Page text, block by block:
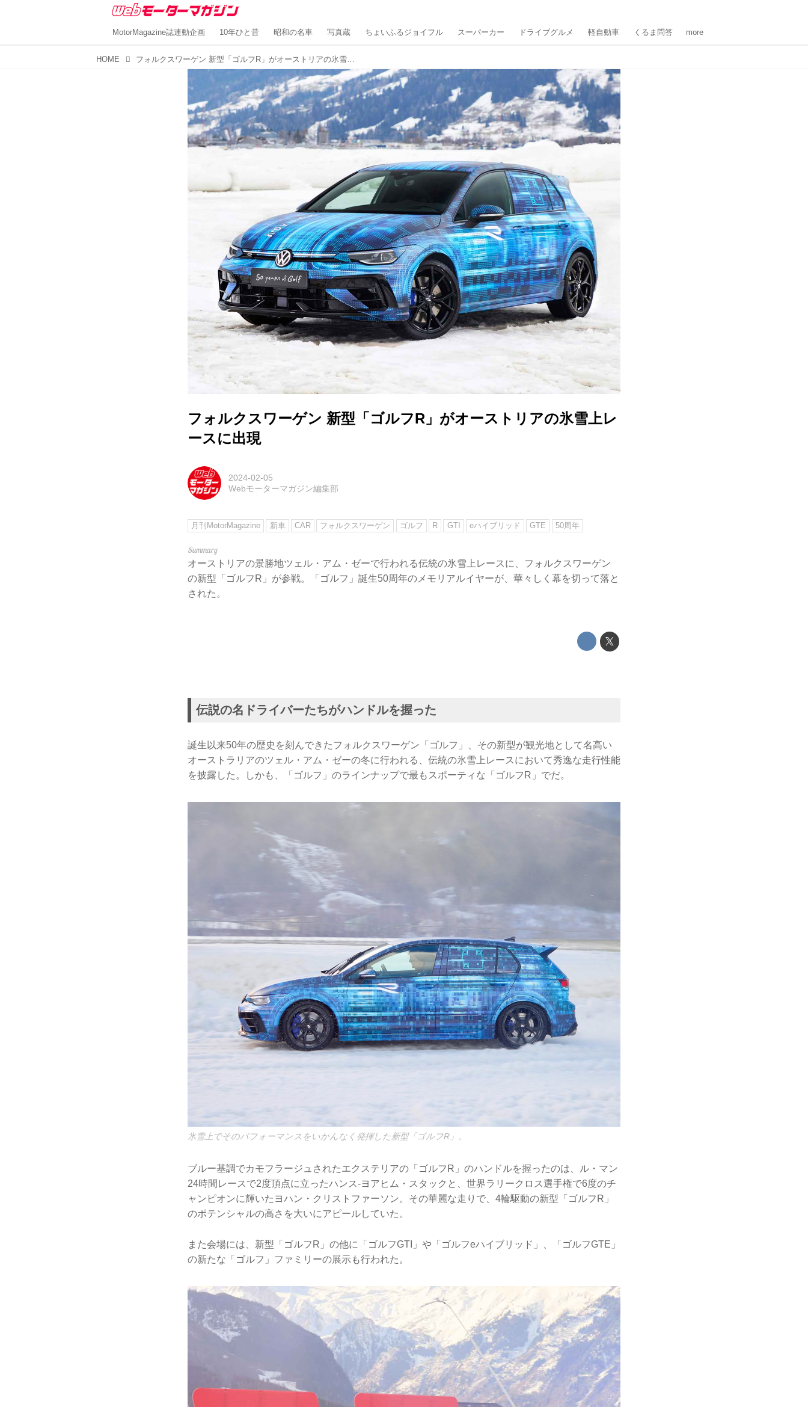
MotorMagazine誌連動企画 10年ひと昔 昭和の名車 写真蔵 ちょいふるジョイフル スーパーカー ドライブグルメ 軽自動車 くるま問答 more
HOME フォルクスワーゲン 新型「ゴルフR」がオーストリアの氷雪上レースに出現
フォルクスワーゲン 新型「ゴルフR」がオーストリアの氷雪上レ
ースに出現
2024-02-05
Webモーターマガジン編集部
月刊MotorMagazine 新車 CAR フォルクスワーゲン ゴルフ R GTI eハイブリッド GTE 50周年
オーストリアの景勝地ツェル・アム・ゼーで行われる伝統の氷雪上レースに、フォルクスワーゲン
の新型「ゴルフR」が参戦。「ゴルフ」誕生50周年のメモリアルイヤーが、華々しく幕を切って落と
された。
伝説の名ドライバーたちがハンドルを握った
誕生以来50年の歴史を刻んできたフォルクスワーゲン「ゴルフ」、その新型が観光地として名高い
オーストラリアのツェル・アム・ゼーの冬に行われる、伝統の氷雪上レースにおいて秀逸な走行性能
を披露した。しかも、「ゴルフ」のラインナップで最もスポーティな「ゴルフR」でだ。
氷雪上でそのパフォーマンスをいかんなく発揮した新型「ゴルフR」。
ブルー基調でカモフラージュされたエクステリアの「ゴルフR」のハンドルを握ったのは、ル・マン
24時間レースで2度頂点に立ったハンス-ヨアヒム・スタックと、世界ラリークロス選手権で6度のチ
ャンピオンに輝いたヨハン・クリストファーソン。その華麗な走りで、4輪駆動の新型「ゴルフR」
のポテンシャルの高さを大いにアピールしていた。
また会場には、新型「ゴルフR」の他に「ゴルフGTI」や「ゴルフeハイブリッド」、「ゴルフGTE」
の新たな「ゴルフ」ファミリーの展示も行われた。